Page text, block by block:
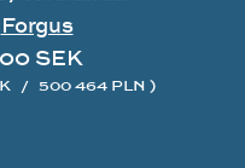
Forgus
SEK
/ 500 464 PLN )